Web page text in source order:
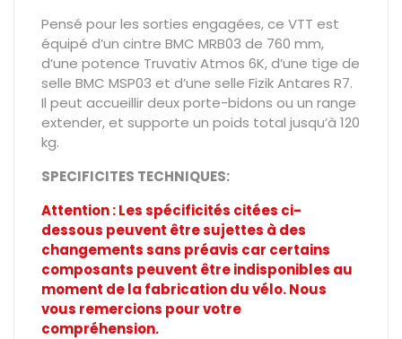
Pensé pour les sorties engagées, ce VTT est
équipé d’un cintre BMC MRB03 de 760 mm,
d’une potence Truvativ Atmos 6K, d’une tige de
selle BMC MSP03 et d’une selle Fizik Antares R7.
Il peut accueillir deux porte-bidons ou un range
extender, et supporte un poids total jusqu’à 120
kg.
SPECIFICITES TECHNIQUES:
Attention : Les spécificités citées ci-
dessous peuvent être sujettes à des
changements sans préavis car certains
composants peuvent être indisponibles au
moment de la fabrication du vélo. Nous
vous remercions pour votre
compréhension.